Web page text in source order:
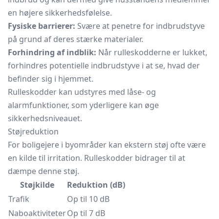
en højere sikkerhedsfølelse.
Fysiske barrierer: Svære at penetre for indbrudstyve
på grund af deres stærke materialer.
Forhindring af indblik: Når rulleskodderne er lukket,
forhindres potentielle indbrudstyve i at se, hvad der
befinder sig i hjemmet.
Rulleskodder kan udstyres med låse- og
alarmfunktioner, som yderligere kan øge
sikkerhedsniveauet.
Støjreduktion
For boligejere i byområder kan ekstern støj ofte være
en kilde til irritation. Rulleskodder bidrager til at
dæmpe denne støj.
Støjkilde
Reduktion (dB)
Trafik
Op til 10 dB
NaboaktiviteterOp til 7 dB